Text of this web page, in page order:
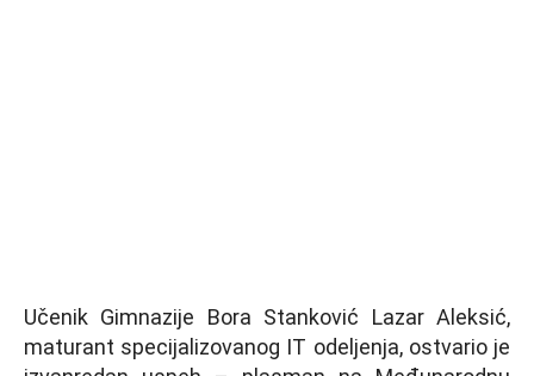
Učenik Gimnazije Bora Stanković Lazar Aleksić,
maturant specijalizovanog IT odelјenja, ostvario je